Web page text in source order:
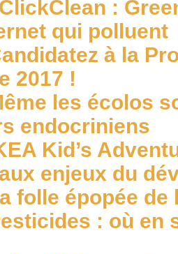
:
qui polluent
à la
2017 !
les écolos
endocriniens
Kid’s
enjeux du
folle épopée de
: où en